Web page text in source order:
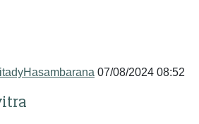
07/08/2024 08:52